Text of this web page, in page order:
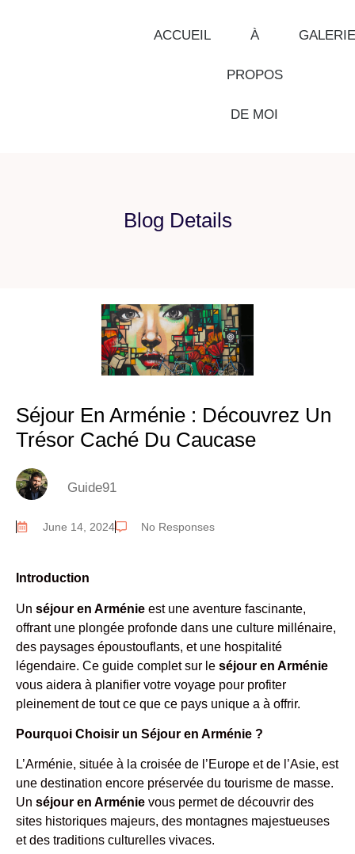
ACCUEIL À
PROPOS
DE MOI
GALERIE
Blog Details
Séjour En Arménie : Découvrez Un
Trésor Caché Du Caucase
Guide91
June 14, 2024 No Responses
Introduction
Un séjour en Arménie est une aventure fascinante,
offrant une plongée profonde dans une culture millénaire,
des paysages époustouflants, et une hospitalité
légendaire. Ce guide complet sur le séjour en Arménie
vous aidera à planifier votre voyage pour profiter
pleinement de tout ce que ce pays unique a à offrir.
Pourquoi Choisir un Séjour en Arménie ?
L’Arménie, située à la croisée de l’Europe et de l’Asie, est
une destination encore préservée du tourisme de masse.
Un séjour en Arménie vous permet de découvrir des
sites historiques majeurs, des montagnes majestueuses
et des traditions culturelles vivaces.